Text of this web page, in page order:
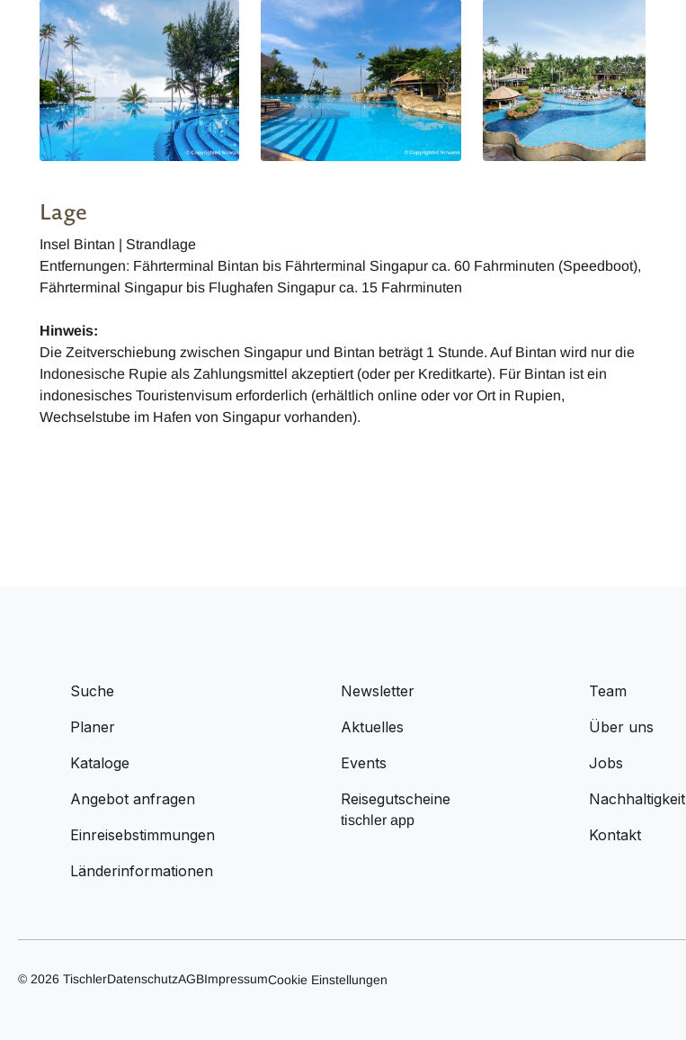
Lage
Insel Bintan | Strandlage
Entfernungen: Fährterminal Bintan bis Fährterminal Singapur ca. 60 Fahrminuten (Speedboot),
Fährterminal Singapur bis Flughafen Singapur ca. 15 Fahrminuten
Hinweis:
Die Zeitverschiebung zwischen Singapur und Bintan beträgt 1 Stunde. Auf Bintan wird nur die
Indonesische Rupie als Zahlungsmittel akzeptiert (oder per Kreditkarte). Für Bintan ist ein
indonesisches Touristenvisum erforderlich (erhältlich online oder vor Ort in Rupien,
Wechselstube im Hafen von Singapur vorhanden).
Suche
Planer
Kataloge
Angebot anfragen
Einreisebstimmungen
Länderinformationen
Newsletter
Aktuelles
Events
Reisegutscheine
tischler app
Team
Über uns
Jobs
Nachhaltigkeit
Kontakt
© 2026 TischlerDatenschutzAGBImpressumCookie Einstellungen